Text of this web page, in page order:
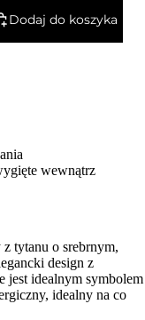
Dodaj do koszyka
wewnątrz
tytanu o srebrnym,
design z
jest idealnym symbolem
idealny na co